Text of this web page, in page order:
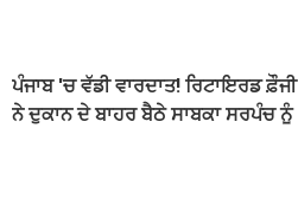
ਪੰਜਾਬ 'ਚ ਵੱਡੀ ਵਾਰਦਾਤ! ਰਿਟਾਇਰਡ ਫ਼ੌਜੀ
ਨੇ ਦੁਕਾਨ ਦੇ ਬਾਹਰ ਬੈਠੇ ਸਾਬਕਾ ਸਰਪੰਚ ਨੂੰ